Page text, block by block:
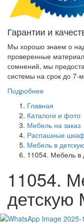
Гарантии и
Мы хорошо знаем о
проверенные
сомнений, мы
системы на срок до 7-
Подробнее
Главная
Каталоги и фото
Мебель на заказ
Распашные
Мебель в
11054. Мебель в
11054.
детскую